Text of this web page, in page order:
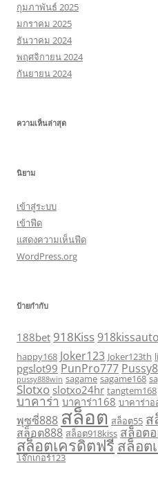
กุมภาพันธ์ 2025
มกราคม 2025
ธันวาคม 2024
พฤศจิกายน 2024
กันยายน 2024
ความเห็นล่าสุด
นิยาม
เข้าสู่ระบบ
เข้าฟีด
แสดงความเห็นฟีด
WordPress.org
ป้ายกำกับ
188bet 918Kiss 918kissauto
happy168 Joker123 Joker123th
pgslot99 PunPro777
pussy888win sagame sagame168
Slotxo slotxo24hr tangtem168
บาคาร่า บาคาร่า168 บาคาร่า
พุซซี่888 สล็อต สล็อต55 ส
สล็อต888 สล็อต918kiss สล็อต
สล็อตเครดิตฟรี สล็อต
โจ๊กเกอร์123